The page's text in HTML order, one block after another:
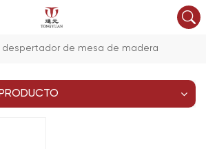
despertador de mesa de madera